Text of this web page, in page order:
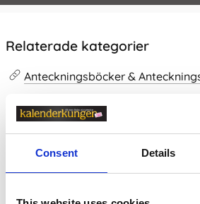
Consent Details
Relaterade kategorier
Anteckningsböcker &
Anteckningsböcker &
Anteckningsböcker